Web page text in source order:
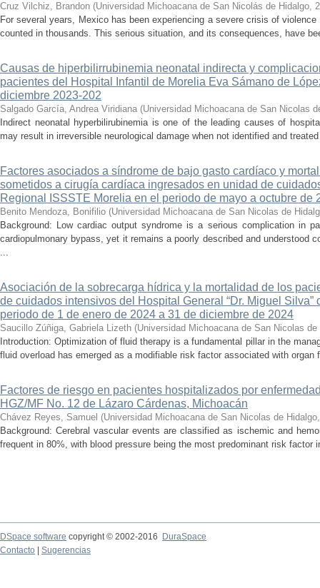
Cruz Vilchiz, Brandon (Universidad Michoacana de San Nicolás de Hidalgo,
For several years, Mexico has been experiencing a severe crisis of
counted in thousands. This serious situation, and its consequences, have
Causas de hiperbilirrubinemia neonatal indirecta y
pacientes del Hospital Infantil de Morelia Eva Sámano de
diciembre 2023-202
Salgado García, Andrea Viridiana (Universidad Michoacana de San Nicolas
Indirect neonatal hyperbilirubinemia is one of the leading causes of
may result in irreversible neurological damage when not identified and
Factores asociados a síndrome de bajo gasto cardíaco y
sometidos a cirugía cardíaca ingresados en unidad de
Regional ISSSTE Morelia en el periodo de mayo a octubre de
Benito Mendoza, Bonifilio (Universidad Michoacana de San Nicolas de
Background: Low cardiac output syndrome is a serious complication in
cardiopulmonary bypass, yet it remains a poorly described and understood
...
Asociación de la sobrecarga hídrica y la mortalidad de los
de cuidados intensivos del Hospital General “Dr. Miguel
periodo de 1 de enero de 2024 a 31 de diciembre de 2024
Saucillo Zúñiga, Gabriela Lizeth (Universidad Michoacana de San Nicolas de
Introduction: Optimization of fluid therapy is a fundamental pillar in the
fluid overload has emerged as a modifiable risk factor associated with organ
Factores de riesgo en pacientes hospitalizados por
HGZ/MF No. 12 de Lázaro Cárdenas, Michoacán
Chávez Reyes, Samuel (Universidad Michoacana de San Nicolas de Hidalgo
Background: Cerebral vascular events are classified as ischemic and
frequent in 80%, with blood pressure being the most predominant risk factor
DSpace software copyright © 2002-2016
DuraSpace
Contacto
Sugerencias